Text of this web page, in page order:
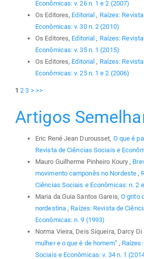
Econômicas: v. 26 n. 1 e 2 (2007)
Os Editores, Editorial , Raízes:
Econômicas: v. 30 n. 2 (2010)
Os Editores, Editorial , Raízes:
Econômicas: v. 35 n. 1 (2015)
Os Editores, Editorial , Raízes:
Econômicas: v. 25 n. 1 e 2 (2006)
1 2 3 > >>
Artigos
Eric René Jean Durousset, O que é
Revista de Ciências Sociais e
Mauro Guilherme Pinheiro Koury ,
movimento camponês no Nordeste ,
Ciências Sociais e Econômicas: n. 2
Maria da Guia Santos Gareis, O grito
nordestina , Raízes: Revista de
Econômicas: n. 9 (1993)
Norma Vieira, Deis Siqueira, Darcy Di
mulher e o que é de homem” ,
Sociais e Econômicas: v. 34 n. 1